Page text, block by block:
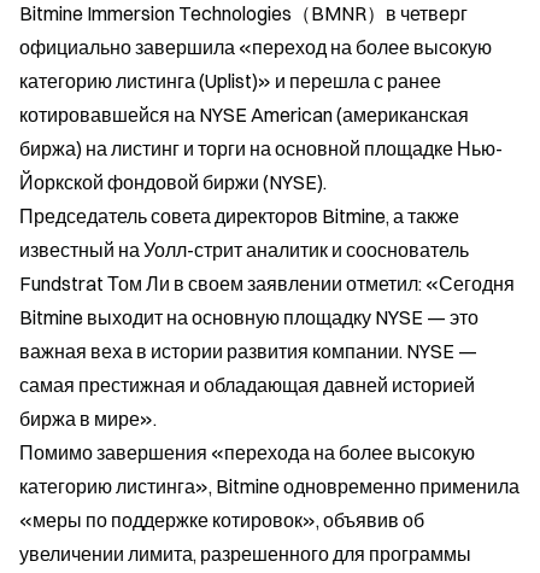
Bitmine Immersion Technologies（BMNR）в четверг
официально завершила «переход на более высокую
категорию листинга (Uplist)» и перешла с ранее
котировавшейся на NYSE American (американская
биржа) на листинг и торги на основной площадке Нью-
Йоркской фондовой биржи (NYSE).
Председатель совета директоров Bitmine, а также
известный на Уолл-стрит аналитик и сооснователь
Fundstrat Том Ли в своем заявлении отметил: «Сегодня
Bitmine выходит на основную площадку NYSE — это
важная веха в истории развития компании. NYSE —
самая престижная и обладающая давней историей
биржа в мире».
Помимо завершения «перехода на более высокую
категорию листинга», Bitmine одновременно применила
«меры по поддержке котировок», объявив об
увеличении лимита, разрешенного для программы